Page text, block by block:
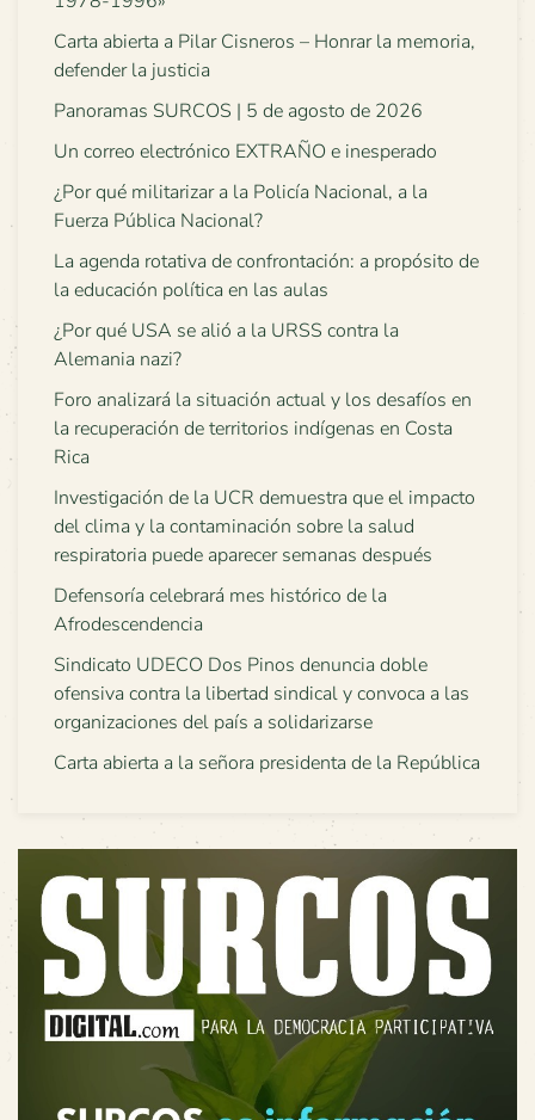
Carta abierta a Pilar Cisneros – Honrar la memoria,
defender la justicia
Panoramas SURCOS | 5 de agosto de 2026
Un correo electrónico EXTRAÑO e inesperado
¿Por qué militarizar a la Policía Nacional, a la
Fuerza Pública Nacional?
La agenda rotativa de confrontación: a propósito de
la educación política en las aulas
¿Por qué USA se alió a la URSS contra la
Alemania nazi?
Foro analizará la situación actual y los desafíos en
la recuperación de territorios indígenas en Costa
Rica
Investigación de la UCR demuestra que el impacto
del clima y la contaminación sobre la salud
respiratoria puede aparecer semanas después
Defensoría celebrará mes histórico de la
Afrodescendencia
Sindicato UDECO Dos Pinos denuncia doble
ofensiva contra la libertad sindical y convoca a las
organizaciones del país a solidarizarse
Carta abierta a la señora presidenta de la República